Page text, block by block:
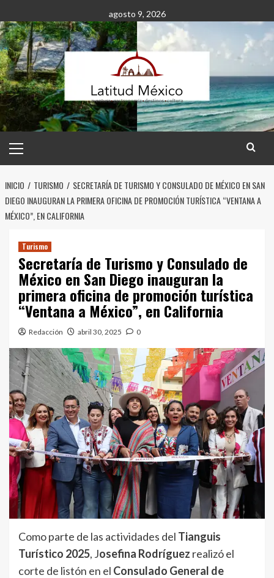
al
contenido
agosto 9, 2026
principal
INICIO TURISMO
SECRETARÍA DE TURISMO Y CONSULADO DE MÉXICO EN SAN
DIEGO INAUGURAN LA PRIMERA OFICINA DE PROMOCIÓN TURÍSTICA “VENTANA A
MÉXICO”, EN CALIFORNIA
Turismo
Secretaría de Turismo y Consulado de
México en San Diego inauguran la
primera oficina de promoción turística
“Ventana a México”, en California
Redacción abril 30, 2025 0
Como parte de las actividades del Tianguis
Turístico 2025, Josefina Rodríguez realizó el
corte de listón en el Consulado General de